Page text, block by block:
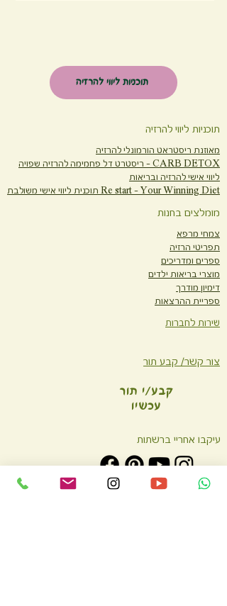
תוכניות ליווי להרזיה
תוכניות ליווי להרזיה
מאוזנת ריסטראט הורמונלי להרזיה
CARB DETOX -
ריסטרט דל פחמימה להרזיה שפויה
ליווי אישי להרזיה ובריאות
Re start - Your Winning Diet תוכנית ליווי אישי משולבת
מומלצים בחנות
צמחי מרפא
תפריטי הרזיה
ספרים ומדריכים
מוצרי בריאות ילדים
דימיון מודרך
ספריית ההרצאות
שירות לחברות
צור קשר/ קבע תור
קבע/י תור
עכשיו
עיקבו אחריי ברשתות
הצטרפו לקבוצת הפייסבוק הבריאה שלי